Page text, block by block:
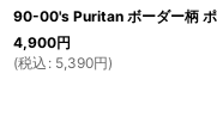
90-00's Puritan ボーダー柄
4,900円
(税込 : 5,390円)